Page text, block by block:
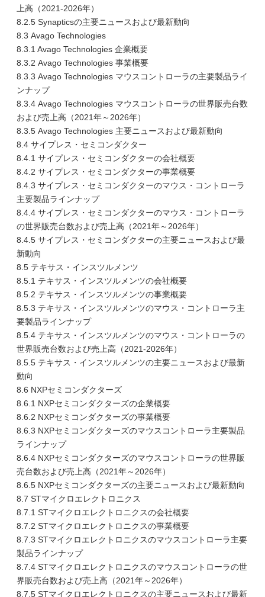
上高（2021-2026年）
8.2.5 Synapticsの主要ニュースおよび最新動向
8.3 Avago Technologies
8.3.1 Avago Technologies 企業概要
8.3.2 Avago Technologies 事業概要
8.3.3 Avago Technologies マウスコントローラの主要製品ライ
ンナップ
8.3.4 Avago Technologies マウスコントローラの世界販売台数
および売上高（2021年～2026年）
8.3.5 Avago Technologies 主要ニュースおよび最新動向
8.4 サイプレス・セミコンダクター
8.4.1 サイプレス・セミコンダクターの会社概要
8.4.2 サイプレス・セミコンダクターの事業概要
8.4.3 サイプレス・セミコンダクターのマウス・コントローラ
主要製品ラインナップ
8.4.4 サイプレス・セミコンダクターのマウス・コントローラ
の世界販売台数および売上高（2021年～2026年）
8.4.5 サイプレス・セミコンダクターの主要ニュースおよび最
新動向
8.5 テキサス・インスツルメンツ
8.5.1 テキサス・インスツルメンツの会社概要
8.5.2 テキサス・インスツルメンツの事業概要
8.5.3 テキサス・インスツルメンツのマウス・コントローラ主
要製品ラインナップ
8.5.4 テキサス・インスツルメンツのマウス・コントローラの
世界販売台数および売上高（2021-2026年）
8.5.5 テキサス・インスツルメンツの主要ニュースおよび最新
動向
8.6 NXPセミコンダクターズ
8.6.1 NXPセミコンダクターズの企業概要
8.6.2 NXPセミコンダクターズの事業概要
8.6.3 NXPセミコンダクターズのマウスコントローラ主要製品
ラインナップ
8.6.4 NXPセミコンダクターズのマウスコントローラの世界販
売台数および売上高（2021年～2026年）
8.6.5 NXPセミコンダクターズの主要ニュースおよび最新動向
8.7 STマイクロエレクトロニクス
8.7.1 STマイクロエレクトロニクスの会社概要
8.7.2 STマイクロエレクトロニクスの事業概要
8.7.3 STマイクロエレクトロニクスのマウスコントローラ主要
製品ラインナップ
8.7.4 STマイクロエレクトロニクスのマウスコントローラの世
界販売台数および売上高（2021年～2026年）
8.7.5 STマイクロエレクトロニクスの主要ニュースおよび最新